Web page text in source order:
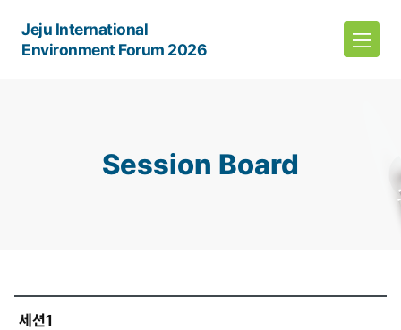
Jeju International
Environment Forum 2026
Session Board
세션1